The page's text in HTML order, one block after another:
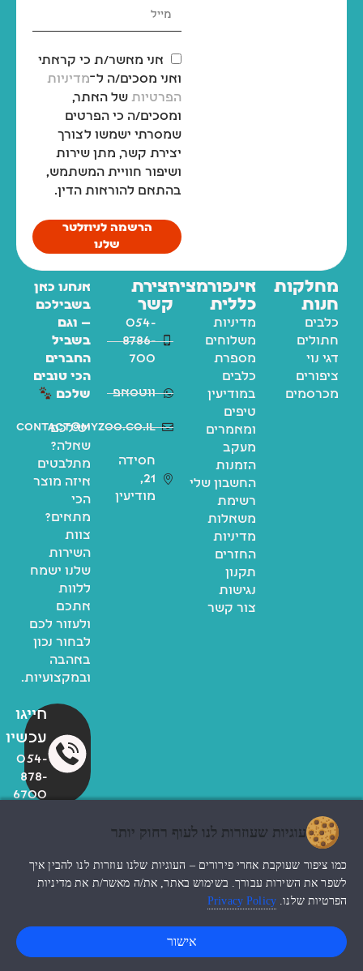
אני מאשר/ת כי קראתי
ואני מסכים/ה ל־מדיניות
הפרטיות של האתר,
ומסכים/ה כי הפרטים
שמסרתי ישמשו לצורך
יצירת קשר, מתן שירות
ושיפור חוויית המשתמש,
בהתאם להוראות הדין.
הרשמה לניוזלטר
שלנו
מחלקות
חנות
כלבים
חתולים
דגי נוי
ציפורים
מכרסמים
אינפורמציה
כללית
מדיניות
משלוחים
מספרת
כלבים
במודיעין
טיפים
ומאמרים
מעקב
הזמנות
החשבון שלי
רשימת
משאלות
מדיניות
החזרים
תקנון
נגישות
צור קשר
יצירת
קשר
054-
8786-
700
ווטסאפ
contact@myzoo.co.il
חסידה
21,
מודיעין
אנחנו כאן
בשבילכם
— וגם
בשביל
החברים
הכי טובים
שלכם
יש לכם
שאלה?
מתלבטים
איזה מוצר
הכי
מתאים?
צוות
השירות
שלנו ישמח
ללוות
אתכם
ולעזור לכם
לבחור נכון
באהבה
ובמקצועיות.
חייגו
עכשיו
054-
878-
6700
© כל הזכויות שמורות לzoo
החנות שלי
עיצוב האתר ndesign
עוגיות שעוזרות לנו לעוף רחוק יותר
כמו ציפור שעוקבת אחרי פירורים – העוגיות שלנו עוזרות לנו להבין איך
לשפר את השירות עבורך. בשימוש באתר, את/ה מאשר/ת את מדיניות
הפרטיות שלנו. Privacy Policy
אישור